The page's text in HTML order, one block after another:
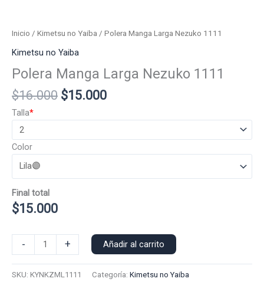
Inicio / Kimetsu no Yaiba / Polera Manga Larga Nezuko 1111
Kimetsu no Yaiba
Polera Manga Larga Nezuko 1111
$16.000 El
original
era:
$16.000.
$15.000El
actual
es:
$15.000.
*
Talla
Color
Final total
$15.000
-
Manga
+ Añadir al carrito
SKU: KYNKZML1111 Categoría: Kimetsu no Yaiba